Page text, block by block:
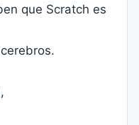
que Scratch es